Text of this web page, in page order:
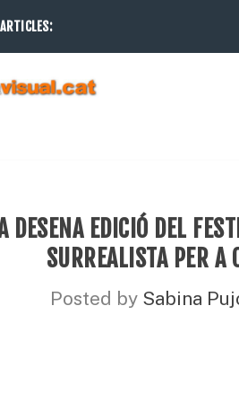
DESENA EDICIÓ DEL
SURREALISTA PER A
Posted by Sabina